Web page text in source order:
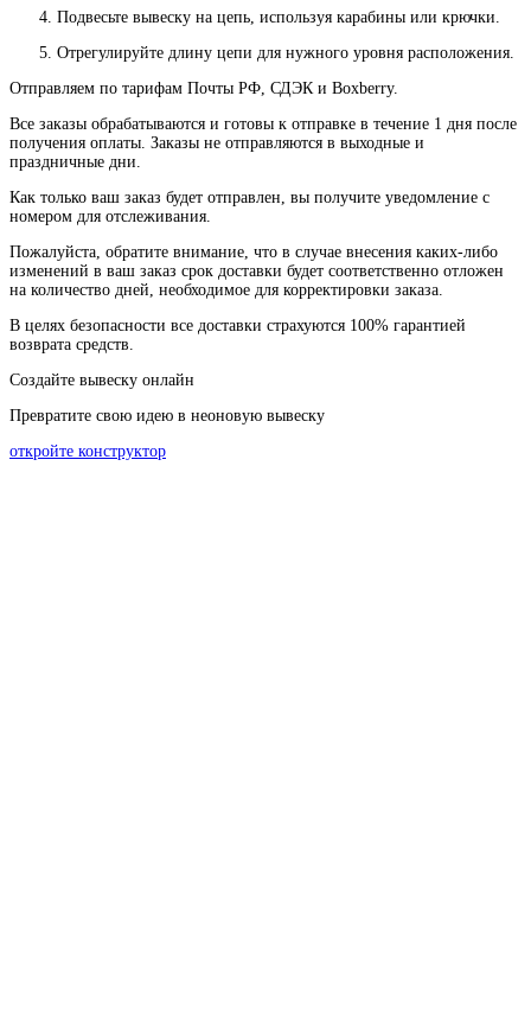
Подвесьте вывеску на цепь, используя карабины или крючки.
Отрегулируйте длину цепи для нужного уровня расположения.
Отправляем по тарифам Почты РФ, СДЭК и Boxberry.
Все заказы обрабатываются и готовы к отправке в течение 1 дня после
получения оплаты Заказы не отправляются в выходные и
праздничные дни
Как только ваш заказ будет отправлен вы получите уведомление с
номером для отслеживания
Пожалуйста , обратите внимание что в случае внесения каких-либо
изменений в ваш заказ срок доставки будет соответственно отложен
на количество дней необходимое для корректировки заказа
В целях безопасности все доставки страхуются 100% гарантией
возврата средств.
Создайте вывеску онлайн
Превратите свою идею в неоновую вывеску
откройте конструктор